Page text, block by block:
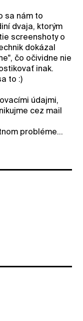
sa nám to
dvaja, ktorým
screenshoty o
dokázal
čo očividne nie
inak.
to :)
údajmi,
cez mail
probléme...